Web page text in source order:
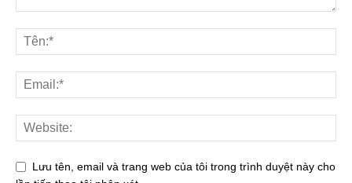
Lưu tên, email và trang web của tôi trong trình duyệt này cho